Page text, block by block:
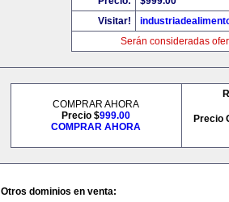
Visitar!
Serán consideradas
COMPRAR AHORA
Precio $999.00
COMPRAR AHORA
Precio
Otros dominios en venta: